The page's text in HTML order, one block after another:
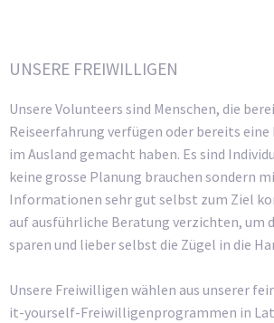
UNSERE FREIWILLIGEN
Unsere Volunteers sind Menschen, die
Reiseerfahrung verfügen oder bereits
im Ausland gemacht haben. Es sind
keine grosse Planung brauchen sondern
Informationen sehr gut selbst zum Ziel
auf ausführliche Beratung verzichten, um
sparen und lieber selbst die Zügel in die
Unsere Freiwilligen wählen aus unserer
it-yourself-Freiwilligenprogrammen in